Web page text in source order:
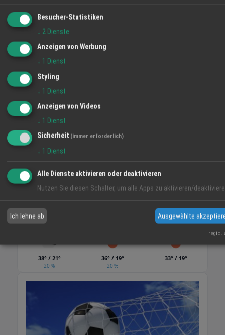
Gebäudeenergieberater Peter Gütle in
Ettenheim.
Gebäudeenergieberater
Schimmelberatung
26 °C
Mäßig Bewölkt
20:55
38° / 21°
20 %
36° / 19°
20 %
33° / 19°
Besucher-Statistiken
↓ 2 Dienste
Anzeigen von Werbung
↓ 1 Dienst
Styling
↓ 1 Dienst
Anzeigen von Videos
↓ 1 Dienst
Sicherheit (immer erforderlich)
↓ 1 Dienst
Alle Dienste aktivieren oder deaktivieren
Nutzen Sie diesen Schalter, um alle Apps zu aktivieren/
Ich lehne ab Ausgewählte